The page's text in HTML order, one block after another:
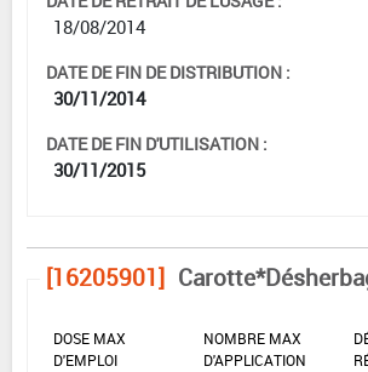
18/08/2014
DATE DE FIN DE DISTRIBUTION :
30/11/2014
DATE DE FIN D'UTILISATION :
30/11/2015
[16205901]
DOSE MAX
D'EMPLOI
NOMBRE MAX
D'APPLICATION